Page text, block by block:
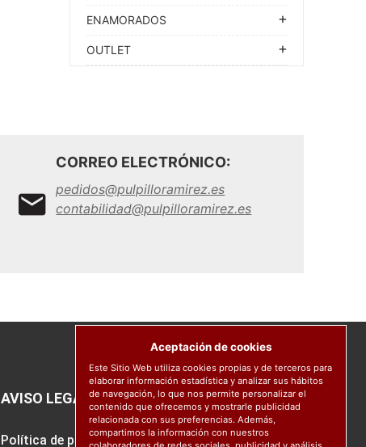
ENAMORADOS
OUTLET
CORREO ELECTRÓNICO:
pedidos@pulpilloramirez.es
contabilidad@pulpilloramirez.es
AVISO LEGAL
Política de protección de datos
Aceptación de cookies
Este Sitio Web utiliza cookies propias y de terceros para
elaborar información estadística y analizar sus hábitos
de navegación, lo que nos permite personalizar el
contenido que ofrecemos y mostrarle publicidad
relacionada con sus preferencias. Además,
compartimos la información con nuestros